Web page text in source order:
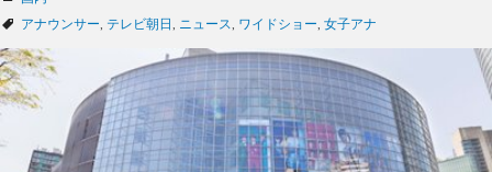
テ
リ
ー
タ
アナウンサー テレビ朝日 ニュース ワイドショー 女子アナ